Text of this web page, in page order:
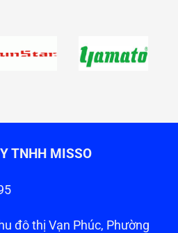
TNHH MISSO
đô thị Vạn Phúc, Phường